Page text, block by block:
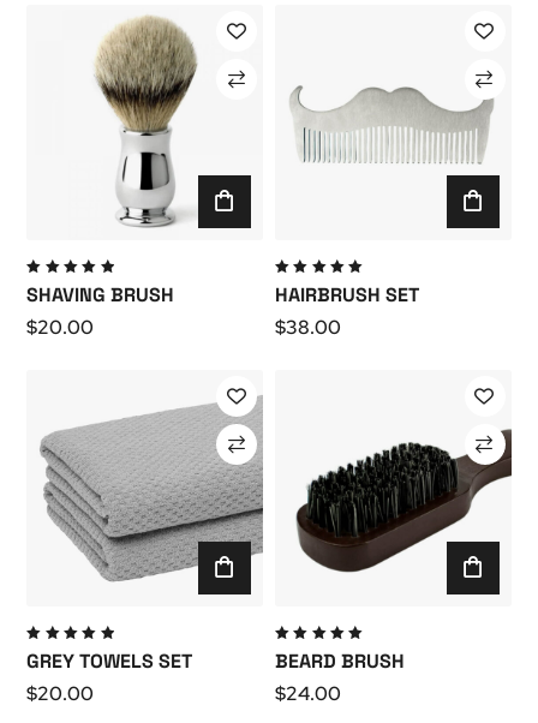
SHAVING BRUSH
Valutato
5.00su
$20.00
HAIRBRUSH SET
Valutato
5.00su
$38.00
GREY TOWELS SET
Valutato
5.00su
$20.00
BEARD BRUSH
Valutato
5.00su
$24.00